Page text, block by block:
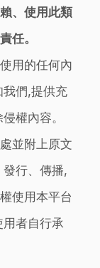
、使用此類
任。
用的任何內
們,提供充
權內容。
並附上原文
行、傳播,
使用本平台
者自行承